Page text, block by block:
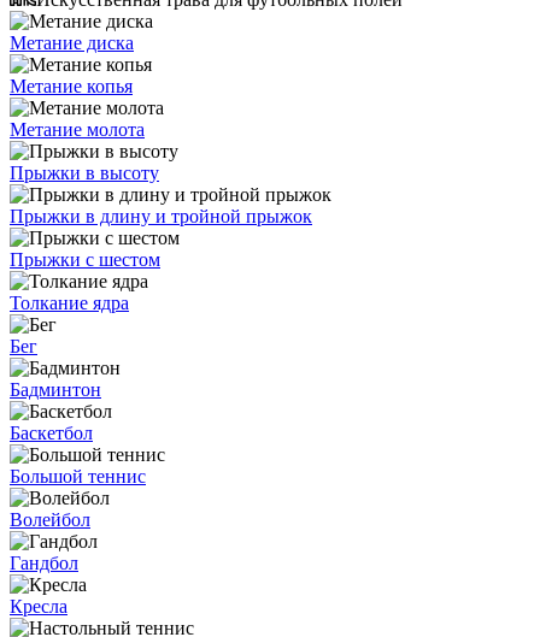
Метание диска
Метание копья
Метание молота
Прыжки в высоту
Прыжки в длину и тройной прыжок
Прыжки с шестом
Толкание ядра
Бег
Бадминтон
Баскетбол
Большой теннис
Волейбол
Гандбол
Кресла